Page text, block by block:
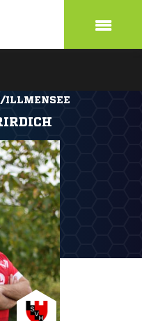
ILLMENSEE